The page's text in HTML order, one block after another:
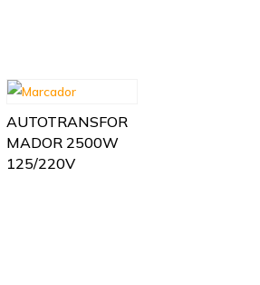
AUTOTRANSFOR
MADOR 2500W
125/220V